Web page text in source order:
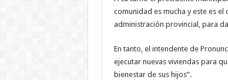
comunidad es mucha y este es
administración provincial, para
En tanto, el intendente de
ejecutar nuevas viviendas para
bienestar de sus hijos”.